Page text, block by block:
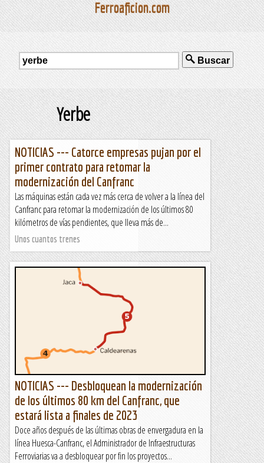
Ferroaficion.com
Buscar
Yerbe
NOTICIAS --- Catorce empresas pujan por el
primer contrato para retomar la
modernización del Canfranc
Las máquinas están cada vez más cerca de volver a la línea del
Canfranc para retomar la modernización de los últimos 80
kilómetros de vías pendientes, que lleva más de...
Unos cuantos trenes
NOTICIAS --- Desbloquean la modernización
de los últimos 80 km del Canfranc, que
estará lista a finales de 2023
Doce años después de las últimas obras de envergadura en la
línea Huesca-Canfranc, el Administrador de Infraestructuras
Ferroviarias va a desbloquear por fin los proyectos...